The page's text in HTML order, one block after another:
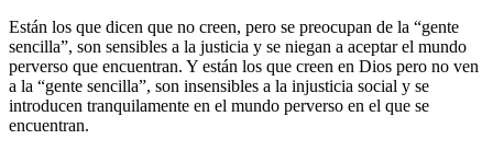
Están los que dicen que no creen, pero se preocupan de la “gente
sencilla”, son sensibles a la justicia y se niegan a aceptar el mundo
perverso que encuentran. Y están los que creen en Dios pero no ven
a la “gente sencilla”, son insensibles a la injusticia social y se
introducen tranquilamente en el mundo perverso en el que se
encuentran.